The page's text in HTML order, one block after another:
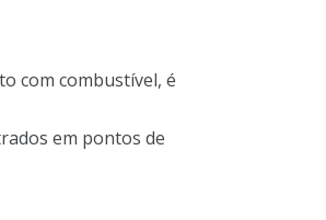
com combustível, é
em pontos de